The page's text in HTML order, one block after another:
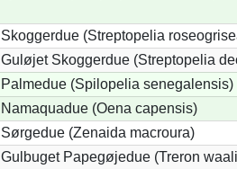
Skoggerdue (Streptopelia
Guløjet Skoggerdue (Streptopelia
Palmedue (Spilopelia senegalensis)
Namaquadue (Oena capensis)
Sørgedue (Zenaida macroura)
Gulbuget Papegøjedue (Treron